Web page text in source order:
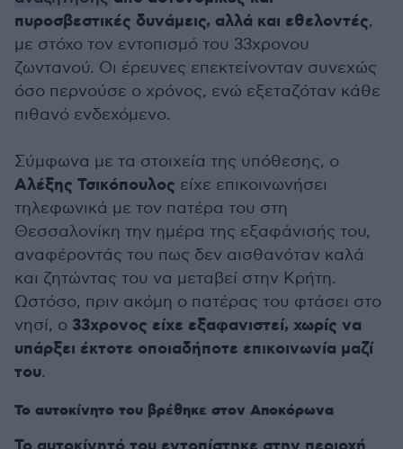
πυροσβεστικές δυνάμεις, αλλά και εθελοντές,
με στόχο τον εντοπισμό του 33χρονου
ζωντανού. Οι έρευνες επεκτείνονταν συνεχώς
όσο περνούσε ο χρόνος, ενώ εξεταζόταν κάθε
πιθανό ενδεχόμενο.
Σύμφωνα με τα στοιχεία της υπόθεσης, ο
Αλέξης Τσικόπουλος είχε επικοινωνήσει
τηλεφωνικά με τον πατέρα του στη
Θεσσαλονίκη την ημέρα της εξαφάνισής του,
αναφέροντάς του πως δεν αισθανόταν καλά
και ζητώντας του να μεταβεί στην Κρήτη.
Ωστόσο, πριν ακόμη ο πατέρας του φτάσει στο
νησί, ο 33χρονος είχε εξαφανιστεί, χωρίς να
υπάρξει έκτοτε οποιαδήποτε επικοινωνία μαζί
του.
Το αυτοκίνητο του βρέθηκε στον Αποκόρωνα